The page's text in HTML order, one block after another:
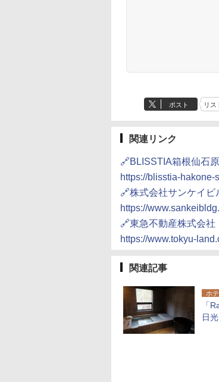
ポスト リス
関連リンク
🔗BLISSTIA箱根仙石原
https://blisstia-hakone-
🔗株式会社サンケイビ
https://
🔗東急不動産株式会社
https://www.tokyu-
関連記事
ホ
「
日